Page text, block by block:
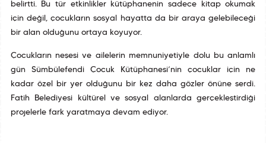
belirtti. Bu tür etkinlikler kütüphanenin sadece kitap okumak
için değil, çocukların sosyal hayatta da bir araya gelebileceği
bir alan olduğunu ortaya koyuyor.
Çocukların neşesi ve ailelerin memnuniyetiyle dolu bu anlamlı
gün Sümbülefendi Çocuk Kütüphanesi’nin çocuklar için ne
kadar özel bir yer olduğunu bir kez daha gözler önüne serdi.
Fatih Belediyesi kültürel ve sosyal alanlarda gerçekleştirdiği
projelerle fark yaratmaya devam ediyor.